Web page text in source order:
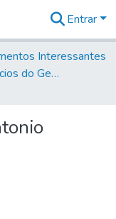
Entrar
Interessantes
Volume 92 - Ofícios do General D. Luiz aos diversos funcionários da Capitania (1768- 1772)